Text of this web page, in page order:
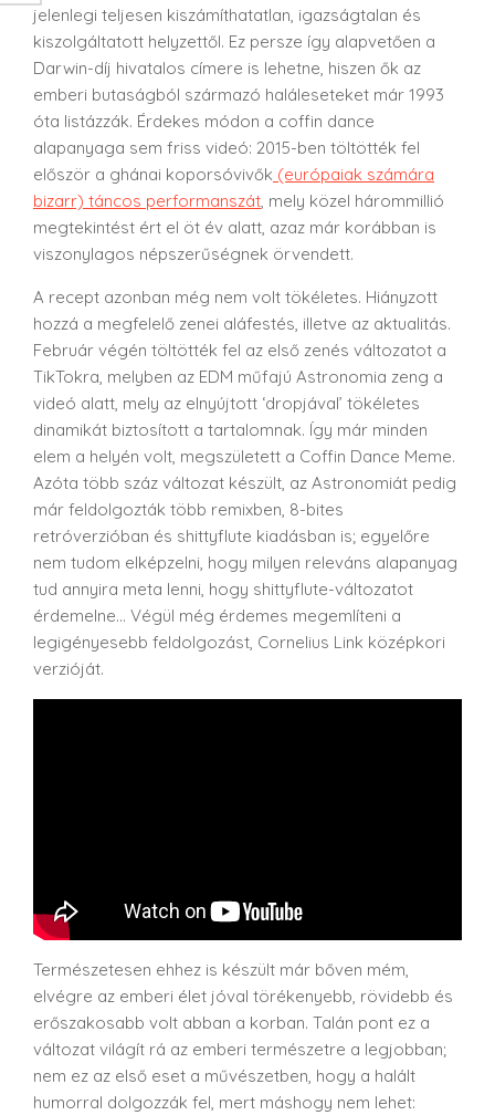
jelenlegi teljesen kiszámíthatatlan, igazságtalan és
kiszolgáltatott helyzettől. Ez persze így alapvetően a
Darwin-díj hivatalos címere is lehetne, hiszen ők az
emberi butaságból származó haláleseteket már 1993
óta listázzák. Érdekes módon a coffin dance
alapanyaga sem friss videó: 2015-ben töltötték fel
először a ghánai koporsóvivők (európaiak számára
bizarr) táncos performanszát, mely közel hárommillió
megtekintést ért el öt év alatt, azaz már korábban is
viszonylagos népszerűségnek örvendett.
A recept azonban még nem volt tökéletes. Hiányzott
hozzá a megfelelő zenei aláfestés, illetve az aktualitás.
Február végén töltötték fel az első zenés változatot a
TikTokra, melyben az EDM műfajú Astronomia zeng a
videó alatt, mely az elnyújtott ‘dropjával’ tökéletes
dinamikát biztosított a tartalomnak. Így már minden
elem a helyén volt, megszületett a Coffin Dance Meme.
Azóta több száz változat készült, az Astronomiát pedig
már feldolgozták több remixben, 8-bites
retróverzióban és shittyflute kiadásban is; egyelőre
nem tudom elképzelni, hogy milyen releváns alapanyag
tud annyira meta lenni, hogy shittyflute-változatot
érdemelne… Végül még érdemes megemlíteni a
legigényesebb feldolgozást, Cornelius Link középkori
verzióját.
Természetesen ehhez is készült már bőven mém,
elvégre az emberi élet jóval törékenyebb, rövidebb és
erőszakosabb volt abban a korban. Talán pont ez a
változat világít rá az emberi természetre a legjobban;
nem ez az első eset a művészetben, hogy a halált
humorral dolgozzák fel, mert máshogy nem lehet: